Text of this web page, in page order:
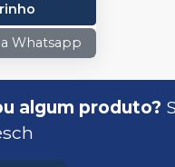
Whatsapp
algum produto?